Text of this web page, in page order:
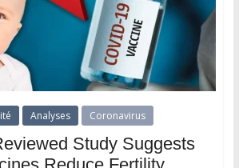
Analyses Coronavirus
Study Suggests